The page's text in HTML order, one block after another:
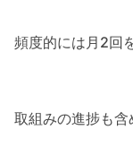
頻度的には月2回
取組みの進捗も含